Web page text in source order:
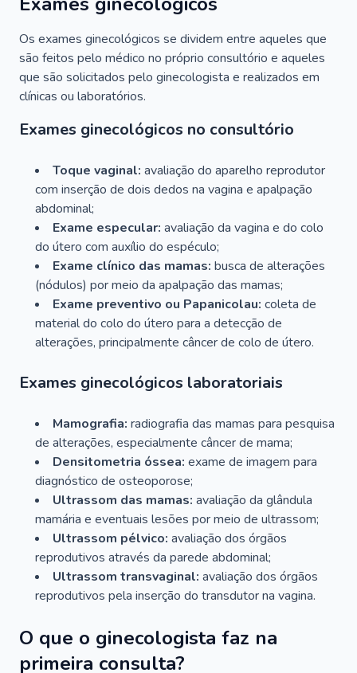
Os exames ginecológicos se dividem entre aqueles que
são feitos pelo médico no próprio consultório e aqueles
que são solicitados pelo ginecologista e realizados em
clínicas ou laboratórios.
Exames ginecológicos no consultório
Toque vaginal: avaliação do aparelho reprodutor
com inserção de dois dedos na vagina e apalpação
abdominal;
Exame especular: avaliação da vagina e do colo
do útero com auxílio do espéculo;
Exame clínico das mamas: busca de alterações
(nódulos) por meio da apalpação das mamas;
Exame preventivo ou Papanicolau: coleta de
material do colo do útero para a detecção de
alterações, principalmente câncer de colo de útero.
Exames ginecológicos laboratoriais
Mamografia: radiografia das mamas para pesquisa
de alterações, especialmente câncer de mama;
Densitometria óssea: exame de imagem para
diagnóstico de osteoporose;
Ultrassom das mamas: avaliação da glândula
mamária e eventuais lesões por meio de ultrassom;
Ultrassom pélvico: avaliação dos órgãos
reprodutivos através da parede abdominal;
Ultrassom transvaginal: avaliação dos órgãos
reprodutivos pela inserção do transdutor na vagina.
O que o ginecologista faz na
primeira consulta?